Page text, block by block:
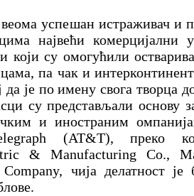
успешан истраживач и
највећи комерцијални
који су омогућили
па чак и
да је по имену свога творца
су представљали основу
и иностраним
(AT&T), преко
& Manufacturing Co.,
чија делатност је